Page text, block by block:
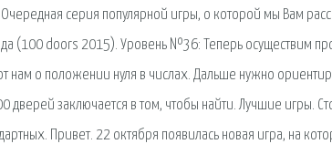
серия популярной игры, о которой мы Вам
(100 doors 2015). Уровень №36: Теперь осуществим
нам о положении нуля в числах. Дальше нужно
дверей заключается в том, чтобы найти. Лучшие игры.
Привет. 22 октября появилась новая игра, на